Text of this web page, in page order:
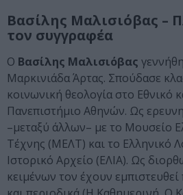
Βασίλης Μαλισιόβας –
τον συγγραφέα
Ο Βασίλης Μαλισιόβας
Μαρκινιάδα Άρτας. Σπούδασε
κοινωνική θεολογία στο Εθνικό
Πανεπιστήμιο Αθηνών. Ως
–μεταξύ άλλων– με το Μουσείο
Τέχνης (ΜΕΛΤ) και το Ελληνικό
Ιστορικό Αρχείο (ΕΛΙΑ). Ως
κειμένων τον έχουν